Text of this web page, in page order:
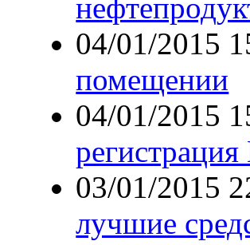
04/01/2015
помещении
04/01/2015
03/01/2015
лучшие